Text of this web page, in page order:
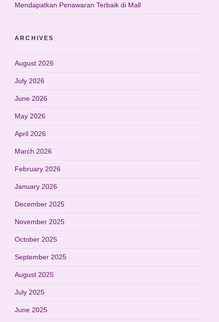
Mendapatkan Penawaran Terbaik di Mall
ARCHIVES
August 2026
July 2026
June 2026
May 2026
April 2026
March 2026
February 2026
January 2026
December 2025
November 2025
October 2025
September 2025
August 2025
July 2025
June 2025